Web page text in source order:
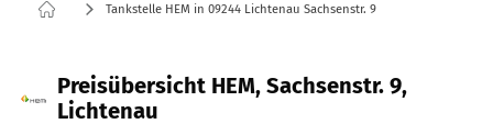
Tankstelle HEM in 09244 Lichtenau Sachsenstr. 9
Preisübersicht HEM, Sachsenstr. 9,
Lichtenau